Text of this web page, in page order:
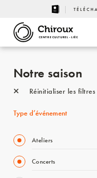
CENTRE CULTUREL - LIÈGE
Notre saison
Réinitialiser les filtres
Type d’événement
Ateliers
Concerts